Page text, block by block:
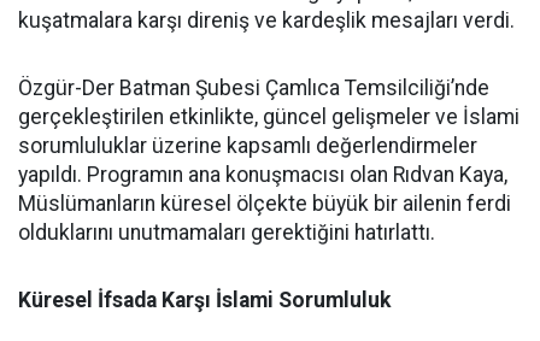
kuşatmalara karşı direniş ve kardeşlik mesajları verdi.
Özgür-Der Batman Şubesi Çamlıca Temsilciliği’nde
gerçekleştirilen etkinlikte, güncel gelişmeler ve İslami
sorumluluklar üzerine kapsamlı değerlendirmeler
yapıldı. Programın ana konuşmacısı olan Rıdvan Kaya,
Müslümanların küresel ölçekte büyük bir ailenin ferdi
olduklarını unutmamaları gerektiğini hatırlattı.
Küresel İfsada Karşı İslami Sorumluluk